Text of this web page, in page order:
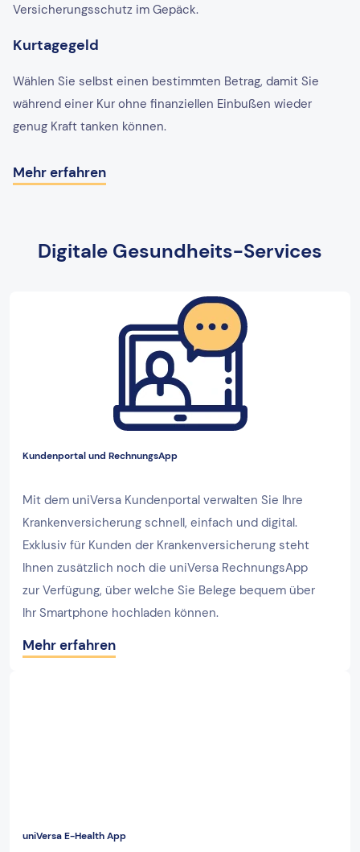
Versicherungsschutz im Gepäck.
Kurtagegeld
Wählen Sie selbst einen bestimmten Betrag, damit Sie
während einer Kur ohne finanziellen Einbußen wieder
genug Kraft tanken können.
Mehr erfahren
Digitale Gesundheits-Services
Kundenportal und RechnungsApp
Mit dem uniVersa Kundenportal verwalten Sie Ihre
Krankenversicherung schnell, einfach und digital.
Exklusiv für Kunden der Krankenversicherung steht
Ihnen zusätzlich noch die uniVersa RechnungsApp
zur Verfügung, über welche Sie Belege bequem über
Ihr Smartphone hochladen können.
Mehr erfahren
uniVersa E-Health App